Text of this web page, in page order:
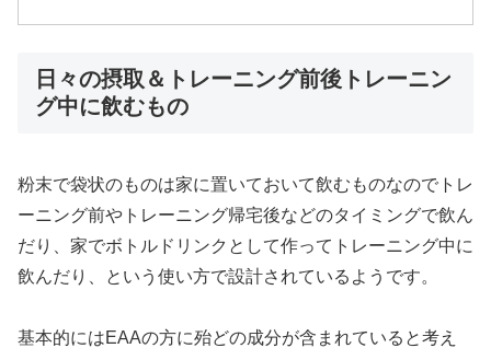
日々の摂取＆トレーニング前後トレーニン
グ中に飲むもの
粉末で袋状のものは家に置いておいて飲むものなのでトレ
ーニング前やトレーニング帰宅後などのタイミングで飲ん
だり、家でボトルドリンクとして作ってトレーニング中に
飲んだり、という使い方で設計されているようです。
基本的にはEAAの方に殆どの成分が含まれていると考え